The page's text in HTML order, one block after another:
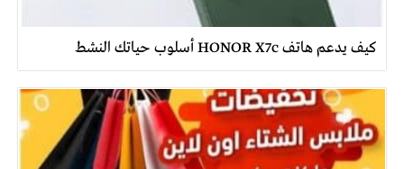
كيف يدعم هاتف HONOR X7c أسلوب حياتك النشط